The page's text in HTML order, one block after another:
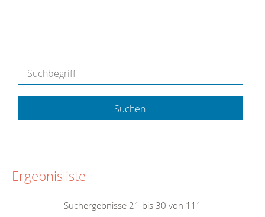
Suchen
Ergebnisliste
Suchergebnisse 21 bis 30 von 111